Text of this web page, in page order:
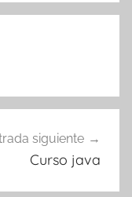
siguiente
Curso java